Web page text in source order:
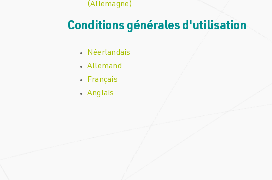
(Allemagne)
Conditions générales d'utilisation
Néerlandais
Allemand
Français
Anglais